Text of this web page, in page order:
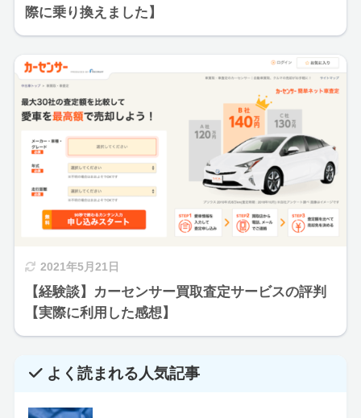
際に乗り換えました】
2021年5月21日
【経験談】カーセンサー買取査定サービスの評判
【実際に利用した感想】
よく読まれる人気記事